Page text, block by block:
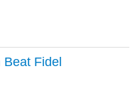
Fidel